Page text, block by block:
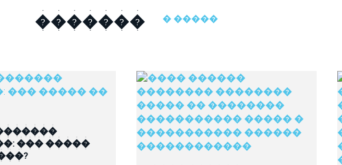
������� � �����
��� �����